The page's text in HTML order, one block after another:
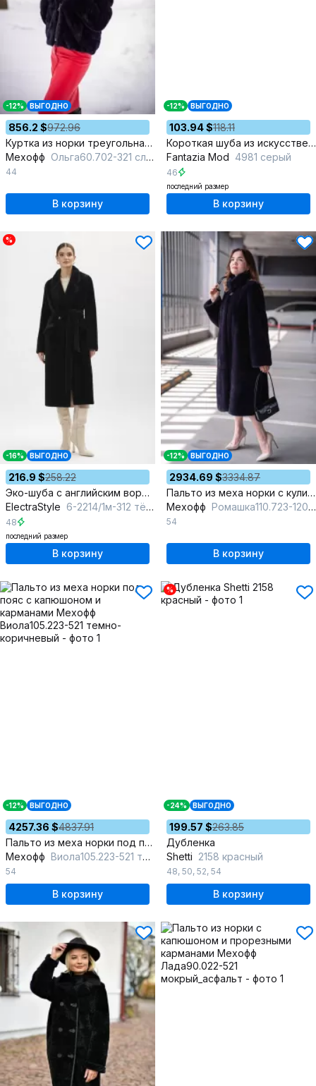
-12% ВЫГОДНО
856.2 $972.96
Куртка из норки треугольная с кулиской и прорезными карманами
Мехофф Ольга60.702-321 слива
44
В корзину
-12% ВЫГОДНО
103.94 $118.11
Короткая шуба из искусственного меха с свободным кроем
Fantazia Mod 4981 серый
46
последний размер
В корзину
%
-16% ВЫГОДНО
216.9 $258.22
Эко-шуба с английским воротником и съемным поясом
ElectraStyle 6-2214/1м-312 тёмно-синий
48
последний размер
В корзину
-12% ВЫГОДНО
2934.69 $3334.87
Пальто из меха норки с кулиской и прорезными карманами
Мехофф Ромашка110.723-120 слива
54
В корзину
-12% ВЫГОДНО
4257.36 $4837.91
Пальто из меха норки под пояс с капюшоном и карманами
Мехофф Виола105.223-521 темно-коричневый
54
В корзину
%
-24% ВЫГОДНО
199.57 $263.85
Дубленка
Shetti 2158 красный
48, 50, 52, 54
В корзину